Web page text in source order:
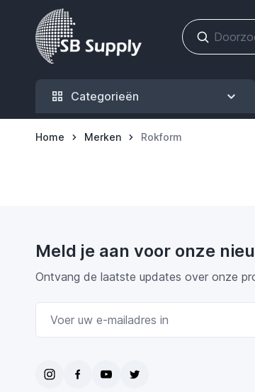
Ga naar de inhoud
Categorieën
Home Merken Rokform
Meld je aan voor onze
Ontvang de laatste updates over onze